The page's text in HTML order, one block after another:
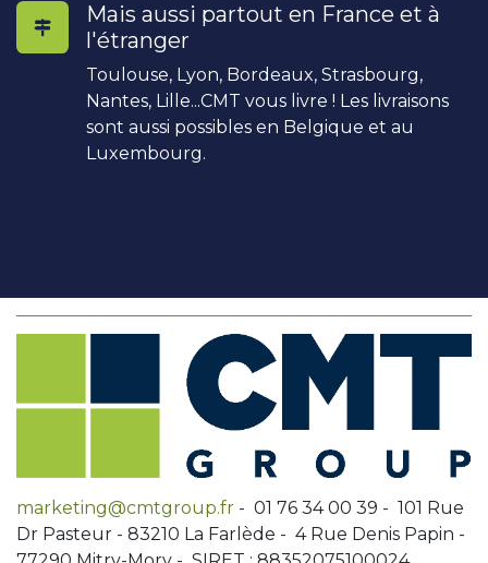
Mais aussi partout en France et à
l'étranger
Toulouse, Lyon, Bordeaux, Strasbourg,
Nantes, Lille...CMT vous livre ! Les livraisons
sont aussi possibles en Belgique et au
Luxembourg.
marketing@cmtgroup.fr - 01 76 34 00 39 - 101 Rue
Dr Pasteur - 83210 La Farlède - 4 Rue Denis Papin -